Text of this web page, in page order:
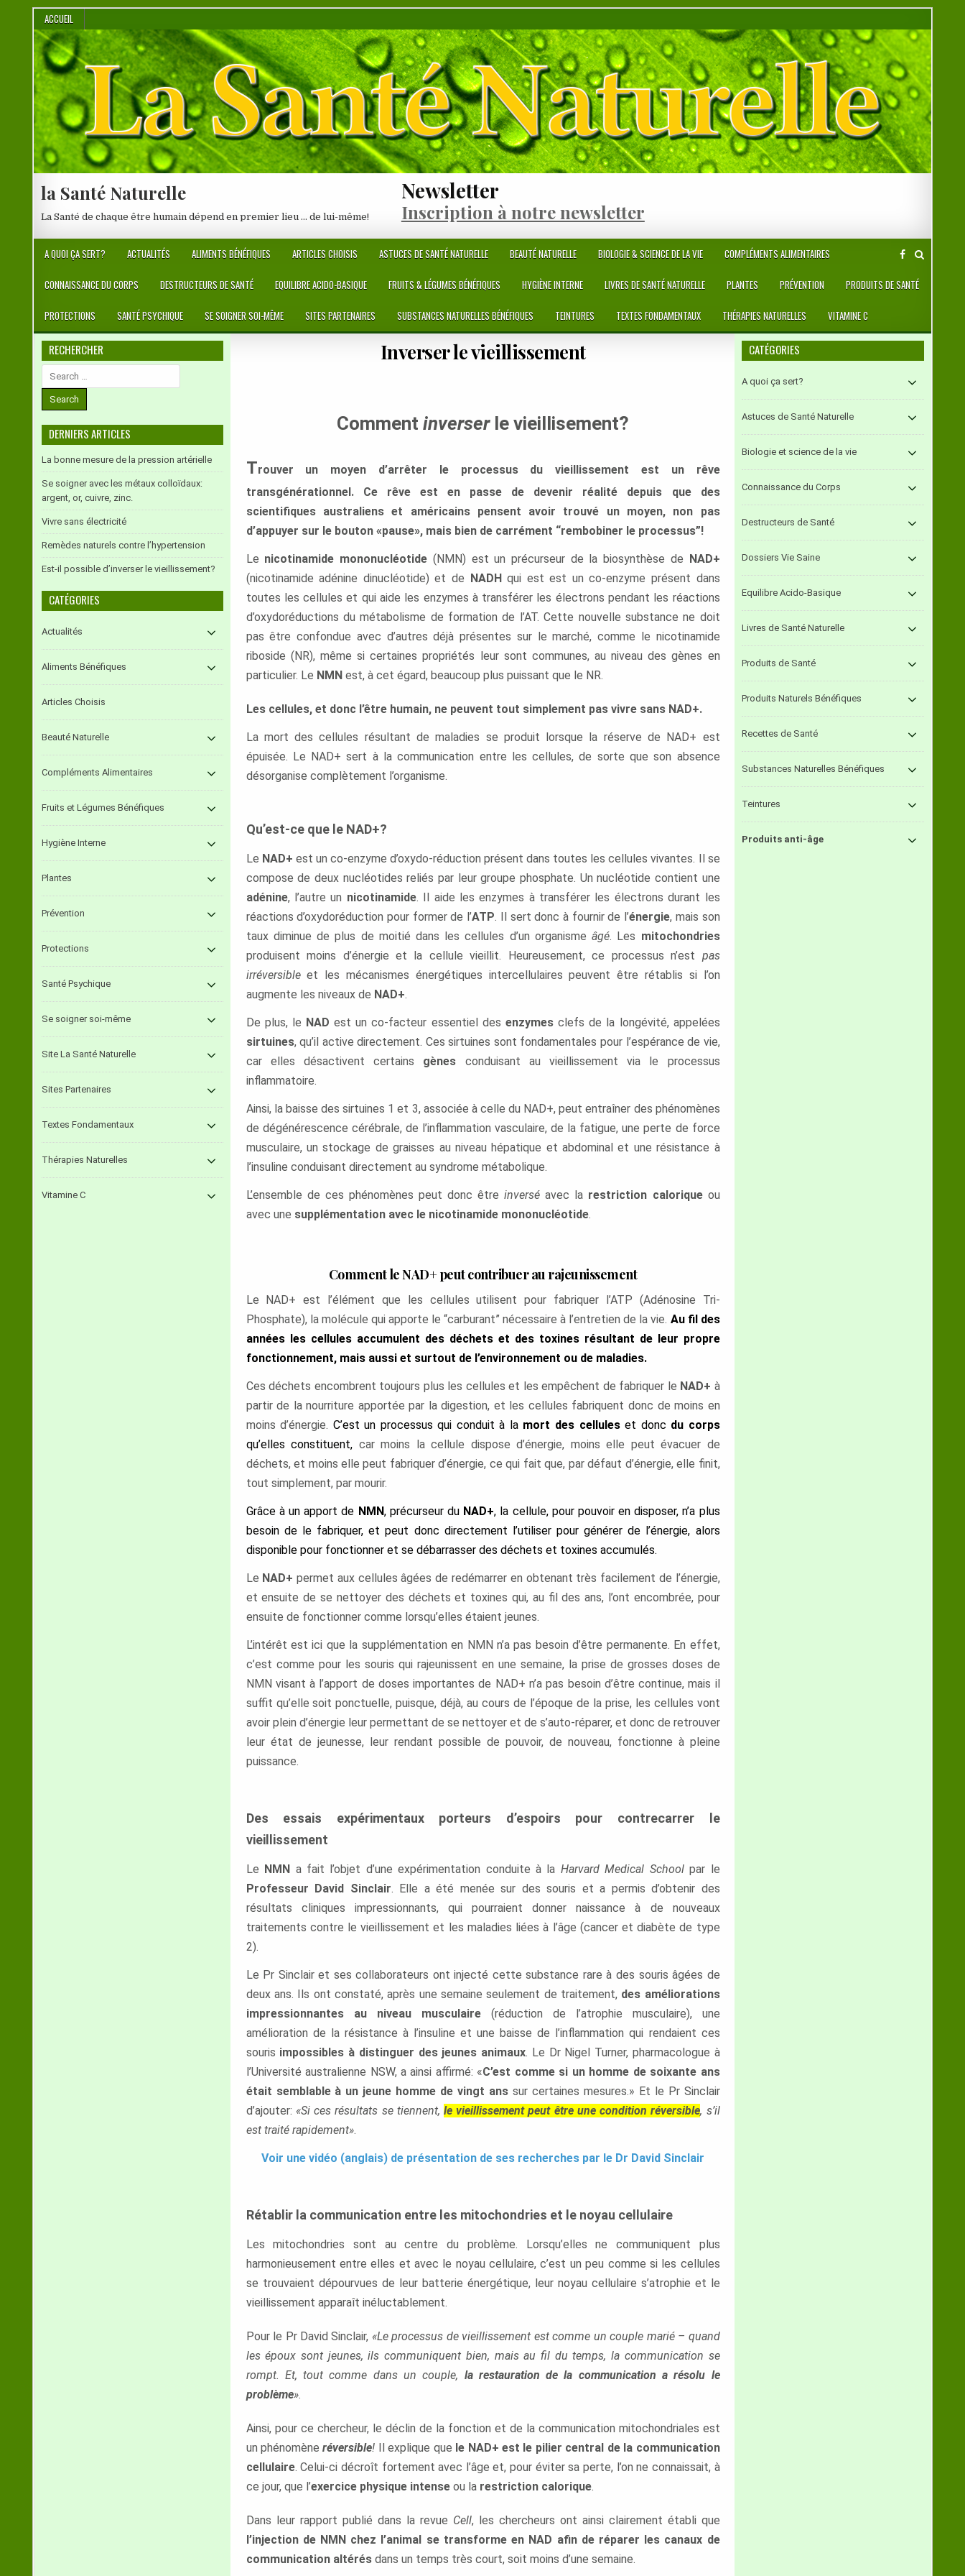
ACCUEIL
la Santé Naturelle
La Santé de chaque être humain dépend en premier lieu … de lui-même!
Newsletter
Inscription à notre newsletter
A QUOI ÇA SERT? ACTUALITÉS ALIMENTS BÉNÉFIQUES ARTICLES CHOISIS ASTUCES DE SANTÉ NATURELLE BEAUTÉ NATURELLE BIOLOGIE & SCIENCE DE LA VIE COMPLÉMENTS ALIMENTAIRES
CONNAISSANCE DU CORPS DESTRUCTEURS DE SANTÉ EQUILIBRE ACIDO-BASIQUE FRUITS & LÉGUMES BÉNÉFIQUES HYGIÈNE INTERNE LIVRES DE SANTÉ NATURELLE PLANTES PRÉVENTION PRODUITS DE SANTÉ
PROTECTIONS SANTÉ PSYCHIQUE SE SOIGNER SOI-MÊME SITES PARTENAIRES SUBSTANCES NATURELLES BÉNÉFIQUES TEINTURES TEXTES FONDAMENTAUX THÉRAPIES NATURELLES VITAMINE C
Inverser le vieillissement
Commentinverser le vieillisement?
Trouver un moyen d’arrêter le processus du vieillissement est un rêve
transgénérationnel. Ce rêve est en passe de devenir réalité depuis que des
scientifiques australiens et américains pensent avoir trouvé un moyen, non pas
d’appuyer sur le bouton «pause», mais bien de carrément “rembobiner le processus”!
Le nicotinamide mononucléotide (NMN) est un précurseur de la biosynthèse de NAD+
(nicotinamide adénine dinucléotide) et de NADHqui estest un co-enzymeprésent dans
toutes les cellules et qui aide les enzymes à transférer les électrons pendant les réactions
d’oxydoréductions du métabolisme de formation de l’AT. Cette nouvelle substance ne doit
pas être confondue avec d’autres déjà présentes sur le marché, comme le nicotinamide
riboside (NR), même si certaines propriétés leur sont communes, au niveau des gènes en
particulier. Le NMNest, à cet égard, beaucoup plus puissant que le NR.
Les cellules, et donc l’être humain, ne peuvent tout simplement pas vivre sans NAD+.
La mort des cellules résultant de maladies se produit lorsque la réserve de NAD+ est
épuisée. Le NAD+ sert à la communication entre les cellules, de sorte que son absence
désorganise complètement l’organisme.
Qu’est-ce que le NAD+?
Le NAD+ est un co-enzyme d’oxydo-réduction présent dans toutes les cellules vivantes. Il se
compose de deux nucléotides reliés par leur groupe phosphate. Un nucléotide contient une
adénine, l’autre un nicotinamide. Il aide les enzymes à transférer les électrons durant les
réactions d’oxydoréduction pour former de l’ATP. Il sert donc à fournir de l’énergie, mais son
taux diminue de plus de moitié dans les cellules d’un organismeâgé. Les mitochondries
produisent moins d’énergie et la cellule vieillit. Heureusement, ce processus n’est pas
irréversibleet les mécanismes énergétiques intercellulaires peuvent être rétablis si l’on
augmente les niveaux de NAD+.
De plus, le NAD est un co-facteur essentiel des enzymesclefs de la longévité, appelées
sirtuines, qu’il active directement. Ces sirtuines sont fondamentales pour l’espérance de vie,
car elles désactivent certains gènes conduisant au vieillissement via le processus
inflammatoire.
Ainsi, la baisse des sirtuines 1 et 3, associée à celle du NAD+, peut entraîner des phénomènes
de dégénérescence cérébrale, de l’inflammation vasculaire, de la fatigue, une perte de force
musculaire, un stockage de graisses au niveau hépatique et abdominal et une résistance à
l’insuline conduisant directement au syndrome métabolique.
L’ensemble de ces phénomènes peut donc êtreinverséavec la restriction caloriqueou
avec une supplémentation avec le nicotinamide mononucléotide.
Comment le NAD+ peut contribuer au rajeunissement
Le NAD+ est l’élément que les cellules utilisent pour fabriquer l’ATP (Adénosine Tri-
Phosphate), la molécule qui apporte le “carburant” nécessaire à l’entretien de la vie. Au fil des
années les cellules accumulent des déchets et des toxines résultant de leur propre
fonctionnement, mais aussi et surtout de l’environnement ou de maladies.
Ces déchets encombrent toujours plus les cellules et les empêchent de fabriquer le NAD+ à
partir de la nourriture apportée par la digestion, et les cellules fabriquent donc de moins en
moins d’énergie. C’est un processus qui conduit à la mort des celluleset donc du corps
qu’elles constituent, car moins la cellule dispose d’énergie, moins elle peut évacuer de
déchets, et moins elle peut fabriquer d’énergie, ce qui fait que, par défaut d’énergie,elle finit,
tout simplement, par mourir.
Grâce à un apport de NMN, précurseur du NAD+, la cellule, pour pouvoir en disposer, n’a plus
besoin de le fabriquer, et peut donc directement l’utiliser pour générer de l’énergie, alors
disponible pour fonctionner et se débarrasser des déchets et toxines accumulés.
Le NAD+ permet aux cellules âgées de redémarrer en obtenant très facilement de l’énergie,
et ensuite de se nettoyer des déchets et toxines qui,au fil des ans, l’ont encombrée, pour
ensuite de fonctionner comme lorsqu’elles étaient jeunes.
L’intérêt est ici que la supplémentation en NMN n’a pas besoin d’être permanente. En effet,
c’est comme pour les souris qui rajeunissent en une semaine, la prise de grosses doses de
NMN visant à l’apport de doses importantes de NAD+ n’a pas besoin d’être continue, mais il
suffit qu’elle soit ponctuelle, puisque, déjà, au cours de l’époque de la prise, les cellules vont
avoir plein d’énergie leur permettant de se nettoyer et de s’auto-réparer, et donc de retrouver
leur état de jeunesse, leur rendant possible de pouvoir, de nouveau, fonctionne à pleine
puissance.
Des essais expérimentaux porteurs d’espoirs pour contrecarrer le
vieillissement
Le NMN a fait l’objet d’une expérimentation conduite à la Harvard Medical Schoolpar le
Professeur David Sinclair. Elle a été menée sur des souris et a permis d’obtenir des
résultats cliniques impressionnants, qui pourraient donner naissance à de nouveaux
traitements contre le vieillissement et les maladies liées à l’âge (cancer et diabète de type
2).
Le Pr Sinclair et ses collaborateurs ont injecté cette substance rare à des souris âgées de
deux ans. Ils ont constaté, après une semaine seulement de traitement, des améliorations
impressionnantes au niveau musculaire(réduction de l’atrophie musculaire), une
amélioration de la résistance à l’insuline et une baisse de l’inflammation qui rendaient ces
souris impossibles à distinguer des jeunes animaux. Le Dr Nigel Turner, pharmacologue à
l’Université australienne NSW, a ainsi affirmé: «C’est comme si un homme de soixante ans
était semblable à un jeune homme de vingt ans sur certaines mesures.» Et le Pr Sinclair
d’ajouter: «Si ces résultats se tiennent,le vieillissement peut être une condition réversible, s’il
est traité rapidement».
Voir une vidéo (anglais) de présentation de ses recherches par le Dr David Sinclair
Rétablir la communication entre les mitochondries et le noyau cellulaire
Les mitochondries sont au centre du problème. Lorsqu’elles ne communiquent plus
harmonieusement entre elles et avec le noyau cellulaire, c’est un peu comme si les cellules
se trouvaient dépourvues de leur batterie énergétique, leur noyau cellulaire s’atrophie et le
vieillissement apparaît inéluctablement.
Pour le Pr David Sinclair, «Le processus de vieillissement est comme un couple marié – quand
les époux sont jeunes, ils communiquent bien, mais au fil du temps, la communication se
rompt. Et, tout comme dans un couple, la restauration de la communication a résolu le
problème».
Ainsi, pour ce chercheur, le déclin de la fonction et de la communication mitochondriales est
un phénomèneréversible! Il explique que le NAD+ est le pilier central de la communication
cellulaire. Celui-ci décroît fortement avec l’âge et, pour éviter sa perte, l’on ne connaissait, à
ce jour, que l’exercice physique intenseou la restriction calorique.
Dans leur rapport publié dans la revue Cell, les chercheurs ont ainsi clairement établi que
l’injection de NMN chez l’animal se transforme en NAD afin de réparer les canaux de
communication altérésdans un temps très court, soit moins d’une semaine.
RECHERCHER
Search
for:
DERNIERS ARTICLES
La bonne mesure de la pression artérielle
Se soigner avec les métaux colloïdaux:
argent, or, cuivre, zinc.
Vivre sans électricité
Remèdes naturels contre l’hypertension
Est-il possible d’inverser le vieillissement?
CATÉGORIES
Actualités
Aliments Bénéfiques
Articles Choisis
Beauté Naturelle
Compléments Alimentaires
Fruits et Légumes Bénéfiques
Hygiène Interne
Plantes
Prévention
Protections
Santé Psychique
Se soigner soi-même
Site La Santé Naturelle
Sites Partenaires
Textes Fondamentaux
Thérapies Naturelles
Vitamine C
CATÉGORIES
A quoi ça sert?
Astuces de Santé Naturelle
Biologie et science de la vie
Connaissance du Corps
Destructeurs de Santé
Dossiers Vie Saine
Equilibre Acido-Basique
Livres de Santé Naturelle
Produits de Santé
Produits Naturels Bénéfiques
Recettes de Santé
Substances Naturelles Bénéfiques
Teintures
Produits anti-âge